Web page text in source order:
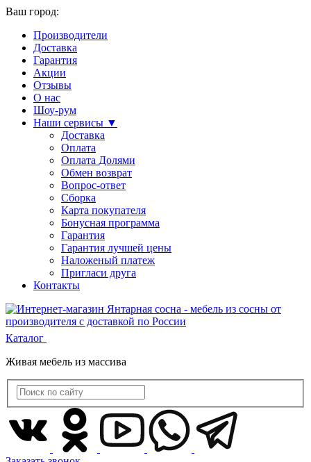
Ваш город:
Производители
Доставка
Гарантия
Акции
Отзывы
О нас
Шоу-рум
Наши сервисы ▼
Доставка
Оплата
Оплата Долями
Обмен возврат
Вопрос-ответ
Сборка
Карта покупателя
Бонусная программа
Гарантия
Гарантия лучшей цены
Наложеный платеж
Пригласи друга
Контакты
Каталог
Живая мебель из массива